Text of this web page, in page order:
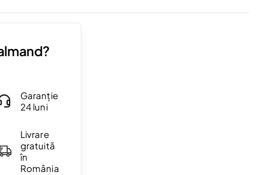
Garanție
24 luni
Livrare
gratuită
în
România